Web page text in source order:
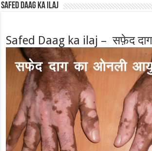
Safed Daag ka ilaj
Safed Daag ka ilaj – सफ़ेद